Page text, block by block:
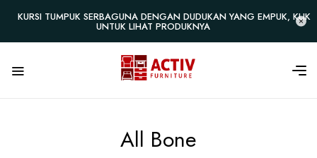
KURSI TUMPUK SERBAGUNA DENGAN DUDUKAN YANG EMPUK, KLIK
UNTUK LIHAT PRODUKNYA
All Bone